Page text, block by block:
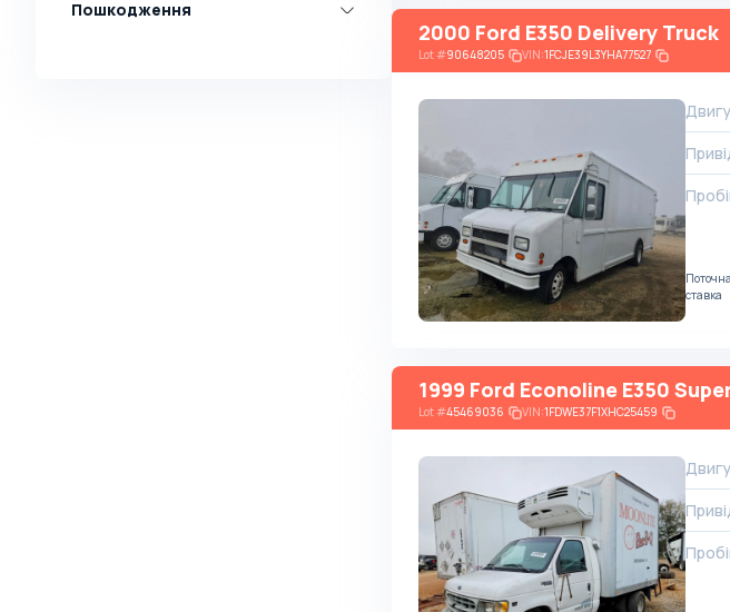
Alfa Romeo
Пошкодження
2000 Ford E350 Delivery Truck
Lot#90648205 VIN:1FCJE39L3YHA77527
Поточна
ставка
1999 Ford Econoline E350
Lot#45469036 VIN:1FDWE37F1XHC25459